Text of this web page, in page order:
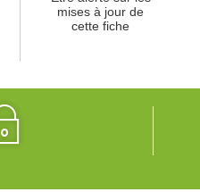
mises à jour de
cette fiche